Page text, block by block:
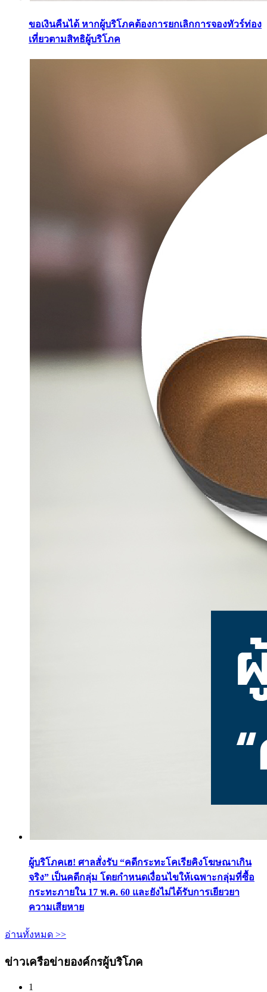
ขอเงินคืนได้ หากผู้บริโภคต้องการยกเลิกการจองทัวร์ท่อง
เที่ยวตามสิทธิผู้บริโภค
ผู้บริโภคเฮ! ศาลสั่งรับ “คดีกระทะโคเรียคิงโฆษณาเกิน
จริง” เป็นคดีกลุ่ม โดยกำหนดเงื่อนไขให้เฉพาะกลุ่มที่ซื้อ
กระทะภายใน 17 พ.ค. 60 และยังไม่ได้รับการเยียวยา
ความเสียหาย
อ่านทั้งหมด >>
ข่าวเครือข่ายองค์กรผู้บริโภค
1